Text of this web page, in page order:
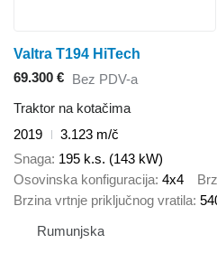
Valtra T194 HiTech
69.300 € Bez PDV-a
Traktor na kotačima
2019
3.123 m/č
Snaga 195 k.s. (143 kW)
Osovinska konfiguracija 4x4
Brzina vrtnje priključnog vratila
Rumunjska